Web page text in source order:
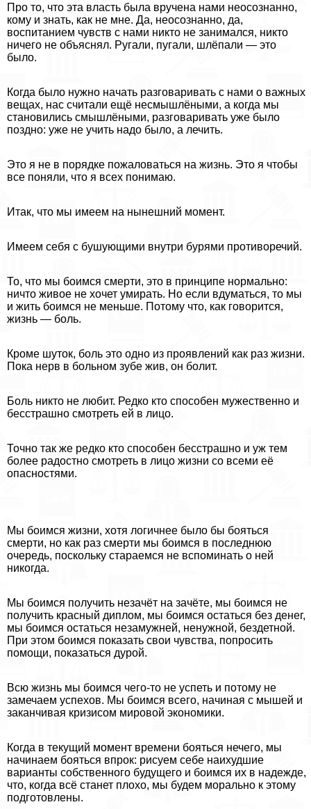
Про то, что эта власть была вручена нами неосознанно,
кому и знать, как не мне. Да, неосознанно, да,
воспитанием чувств с нами никто не занимался, никто
ничего не объяснял. Ругали, пугали, шлёпали — это
было.
Когда было нужно начать разговаривать с нами о важных
вещах, нас считали ещё несмышлёными, а когда мы
становились смышлёными, разговаривать уже было
поздно: уже не учить надо было, а лечить.
Это я не в порядке пожаловаться на жизнь. Это я чтобы
все поняли, что я всех понимаю.
Итак, что мы имеем на нынешний момент.
Имеем себя с бушующими внутри бурями противоречий.
То, что мы боимся cмepти, это в принципе нормально:
ничто живое не хочет умирать. Но если вдуматься, то мы
и жить боимся не меньше. Потому что, как говорится,
жизнь — боль.
Кроме шуток, боль это одно из проявлений как раз жизни.
Пока нерв в больном зубе жив, он болит.
Боль никто не любит. Редко кто способен мужественно и
бесстрашно смотреть ей в лицо.
Точно так же редко кто способен бесстрашно и уж тем
более радостно смотреть в лицо жизни со всеми её
опасностями.
Мы боимся жизни, хотя логичнее было бы бояться
cмepти, но как раз cмepти мы боимся в последнюю
очередь, поскольку стараемся не вспоминать о ней
никогда.
Мы боимся получить незачёт на зачёте, мы боимся не
получить красный диплом, мы боимся остаться без денег,
мы боимся остаться незамужней, ненужной, бездетной.
При этом боимся показать свои чувства, попросить
помощи, показаться дурой.
Всю жизнь мы боимся чего-то не успеть и потому не
замечаем успехов. Мы боимся всего, начиная с мышей и
заканчивая кризисом мировой экономики.
Когда в текущий момент времени бояться нечего, мы
начинаем бояться впрок: рисуем себе наихудшие
варианты собственного будущего и боимся их в надежде,
что, когда всё станет плохо, мы будем мopaльно к этому
подготовлены.